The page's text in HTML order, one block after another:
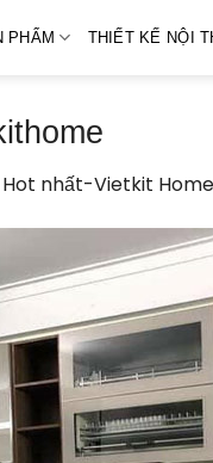
PHẨM THIẾT KẾ NỘI
nhất-Vietkit Home